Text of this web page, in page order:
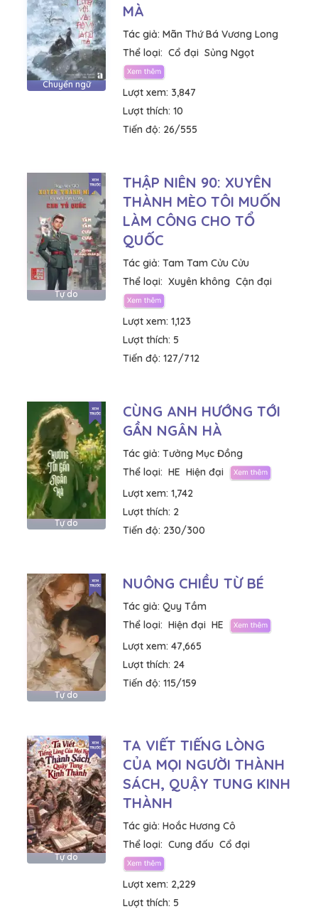
Chuyển ngữ
MÀ
Tác giả: Mãn Thứ Bá Vương Long
Thể loại: Cổ đại Sủng Ngọt
Lượt xem: 3,847
Lượt thích: 10
Tiến độ: 26/555
Tự do
THẬP NIÊN 90: XUYÊN
THÀNH MÈO TÔI MUỐN
LÀM CÔNG CHO TỔ
QUỐC
Tác giả: Tam Tam Cửu Cửu
Thể loại: Xuyên không Cận đại
Lượt xem: 1,123
Lượt thích: 5
Tiến độ: 127/712
Tự do
CÙNG ANH HƯỚNG TỚI
GẦN NGÂN HÀ
Tác giả: Tưởng Mục Đồng
Thể loại: HE Hiện đại
Lượt xem: 1,742
Lượt thích: 2
Tiến độ: 230/300
Tự do
NUÔNG CHIỀU TỪ BÉ
Tác giả: Quy Tầm
Thể loại: Hiện đại HE
Lượt xem: 47,665
Lượt thích: 24
Tiến độ: 115/159
Tự do
TA VIẾT TIẾNG LÒNG
CỦA MỌI NGƯỜI THÀNH
SÁCH, QUẬY TUNG KINH
THÀNH
Tác giả: Hoắc Hương Cô
Thể loại: Cung đấu Cổ đại
Lượt xem: 2,229
Lượt thích: 5